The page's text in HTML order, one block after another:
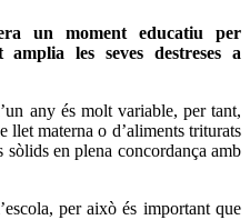
un moment educatiu per
les seves destreses a
any és molt variable, per tant,
llet materna o d’aliments triturats
en plena concordança amb
per això és important que